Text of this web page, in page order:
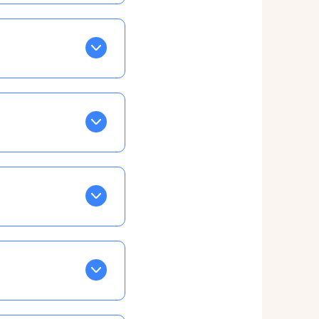
Tapez sur celle
EN VERT
la semaine, mais
ainsi vous
taux horaire
confirmations par
ce qui ne vous
à cet effet